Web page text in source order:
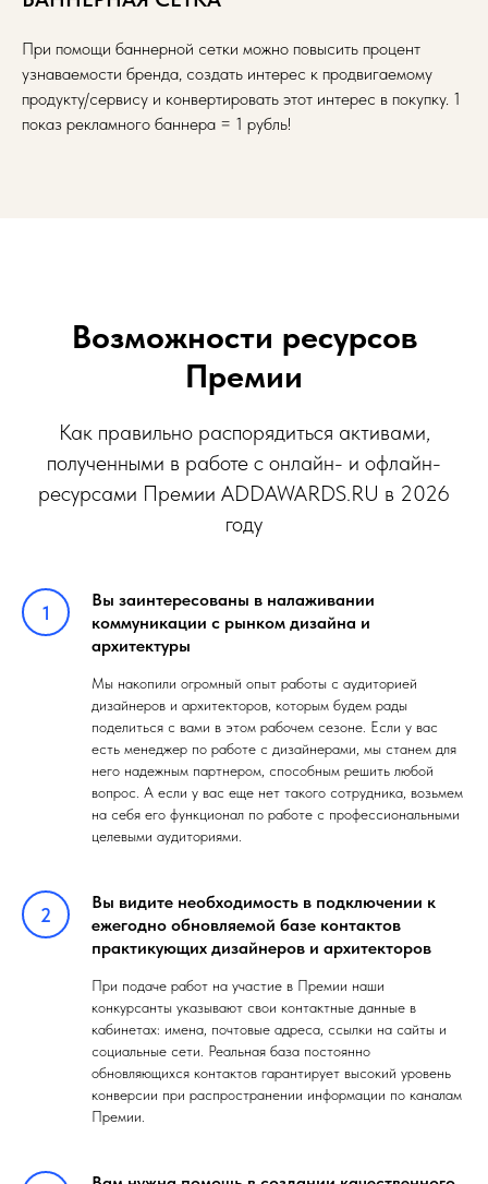
При помощи баннерной сетки можно повысить процент
узнаваемости бренда, создать интерес к продвигаемому
продукту/сервису и конвертировать этот интерес в покупку. 1
показ рекламного баннера = 1 рубль!
Возможности ресурсов
Премии
Как правильно распорядиться активами,
полученными в работе с онлайн- и офлайн-
ресурсами Премии ADDAWARDS.RU в 2026
году
Вы заинтересованы в налаживании
коммуникации с рынком дизайна и
архитектуры
Мы накопили огромный опыт работы с аудиторией
дизайнеров и архитекторов, которым будем рады
поделиться с вами в этом рабочем сезоне. Если у вас
есть менеджер по работе с дизайнерами, мы станем для
него надежным партнером, способным решить любой
вопрос. А если у вас еще нет такого сотрудника, возьмем
на себя его функционал по работе с профессиональными
целевыми аудиториями.
Вы видите необходимость в подключении к
ежегодно обновляемой базе контактов
практикующих дизайнеров и архитекторов
При подаче работ на участие в Премии наши
конкурсанты указывают свои контактные данные в
кабинетах: имена, почтовые адреса, ссылки на сайты и
социальные сети. Реальная база постоянно
обновляющихся контактов гарантирует высокий уровень
конверсии при распространении информации по каналам
Премии.